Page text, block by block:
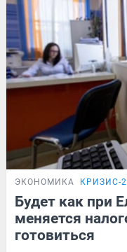
ЭКОНОМИКА КРИЗИС-
Будет как при
меняется
готовиться